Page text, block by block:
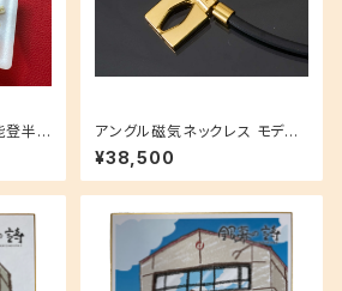
登半
アングル磁気ネックレス モデル
01ゴールドモデル
¥38,500